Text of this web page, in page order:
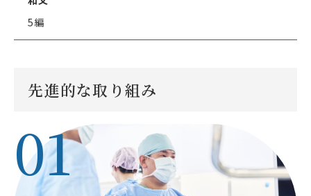
5編
先進的な取り組み
01